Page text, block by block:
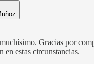
Gracias por
en estas circunstancias.